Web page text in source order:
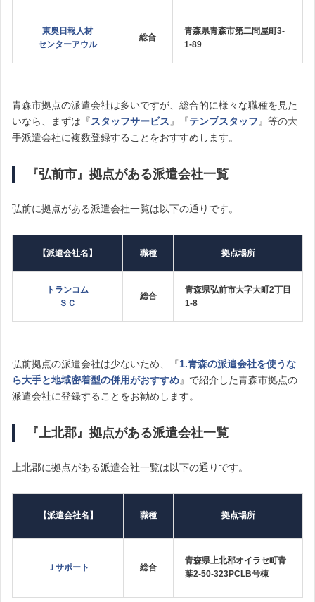
東奥日報人材
センターアウル
総合
青森県青森市第二問屋町3-
1-89
青森市拠点の派遣会社は多いですが、総合的に様々な職種を見た
いなら、まずは『スタッフサービス 』『テンプスタッフ 』等の大
手派遣会社に複数登録することをおすすめします。
『弘前市』拠点がある派遣会社一覧
弘前に拠点がある派遣会社一覧は以下の通りです。
【派遣会社名】 職種 拠点場所
トランコム
ＳＣ
総合
青森県弘前市大字大町2丁目
1-8
弘前拠点の派遣会社は少ないため、『1.青森の派遣会社を使うな
ら大手と地域密着型の併用がおすすめ』で紹介した青森市拠点の
派遣会社に登録することをお勧めします。
『上北郡』拠点がある派遣会社一覧
上北郡に拠点がある派遣会社一覧は以下の通りです。
【派遣会社名】 職種 拠点場所
Ｊサポート 総合
青森県上北郡オイラセ町青
葉2-50-323PCLB号棟